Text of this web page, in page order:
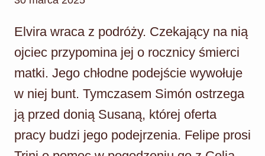
Elvira wraca z podróży. Czekający na nią
ojciec przypomina jej o rocznicy śmierci
matki. Jego chłodne podejście wywołuje
w niej bunt. Tymczasem Simón ostrzega
ją przed donią Susaną, której oferta
pracy budzi jego podejrzenia. Felipe prosi